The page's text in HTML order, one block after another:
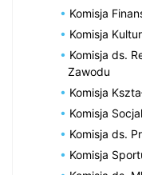
Komisja
Komisja
Komisja ds.
Zawodu
Komisja
Komisja
Komisja ds.
Komisja